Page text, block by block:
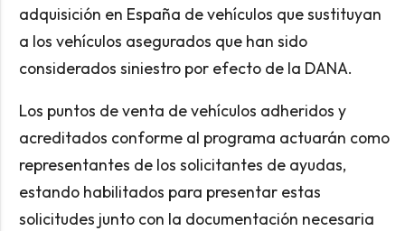
adquisición en España de vehículos que sustituyan
a los vehículos asegurados que han sido
considerados siniestro por efecto de la DANA.
Los puntos de venta de vehículos adheridos y
acreditados conforme al programa actuarán como
representantes de los solicitantes de ayudas,
estando habilitados para presentar estas
solicitudes junto con la documentación necesaria